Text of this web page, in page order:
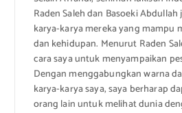
Raden Saleh dan Basoeki
karya-karya mereka yang mampu
dan kehidupan. Menurut Raden
cara saya untuk menyampaikan
Dengan menggabungkan warna
karya-karya saya, saya berharap
orang lain untuk melihat dunia